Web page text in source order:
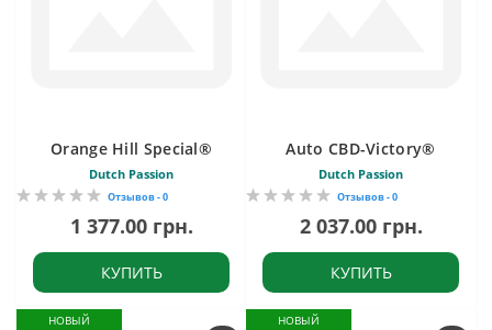
Orange Hill Special®
Dutch Passion
Отзывов - 0
1 377.00 грн.
КУПИТЬ
Auto CBD-Victory®
Dutch Passion
Отзывов - 0
2 037.00 грн.
КУПИТЬ
НОВЫЙ
НОВЫЙ